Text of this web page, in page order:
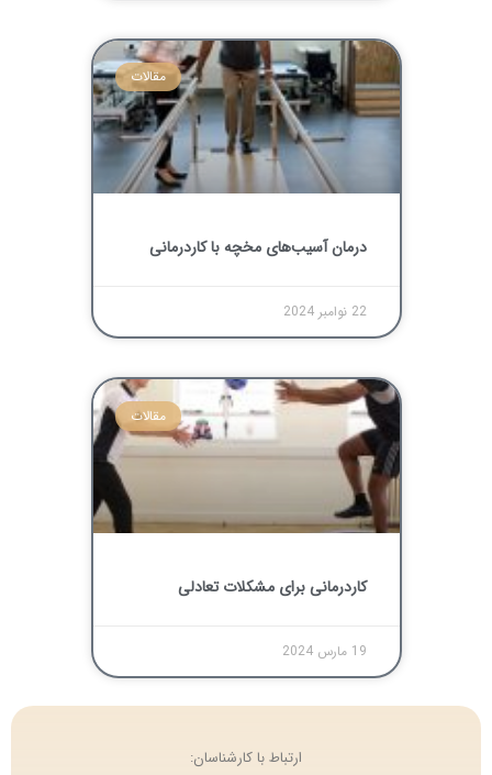
مقالات
درمان آسیب‌های مخچه با کاردرمانی
22 نوامبر 2024
مقالات
کاردرمانی برای مشکلات تعادلی
19 مارس 2024
ارتباط با کارشناسان: